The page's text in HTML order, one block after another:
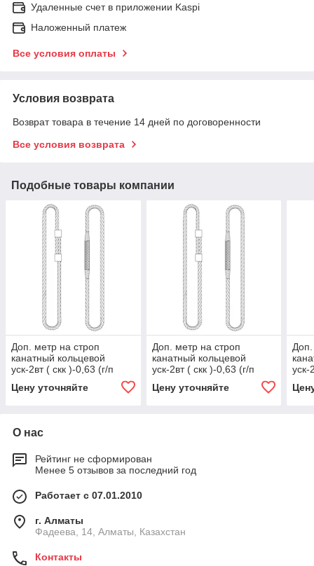
Удаленные счет в приложении Kaspi
Наложенный платеж
Все условия оплаты
Условия возврата
Возврат товара в течение 14 дней по договоренности
Все условия возврата
Подобные товары компании
Доп. метр на строп
канатный кольцевой
уск-2вт ( скк )-0,63 (г/п
0,63 тн, мин. длина 1 м)
20, 2000
Цену уточняйте
Доп. метр на строп
канатный кольцевой
уск-2вт ( скк )-0,63 (г/п
0,63 тн, мин. длина 1 м) 1,
1000
Цену уточняйте
Доп.
уск-
1.6,
О нас
Рейтинг не сформирован
Менее 5 отзывов за последний год
Работает с 07.01.2010
г. Алматы
Фадеева, 14, Алматы, Казахстан
Контакты